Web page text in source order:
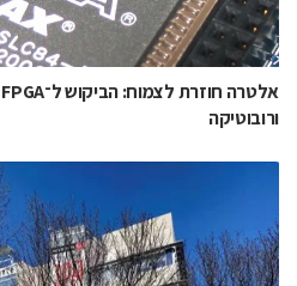
ורובוטיקה